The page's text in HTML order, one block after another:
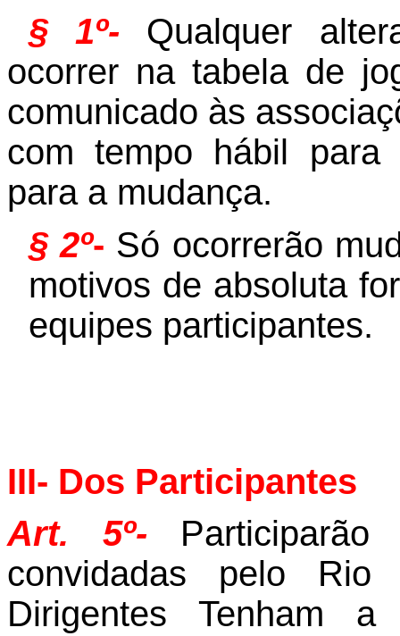
§ 1º-
Qualquer
ocorrer na tabela de
comunicado às
com tempo hábil para
para a mudança.
§ 2º- Só ocorrerão
motivos de absoluta
equipes participantes.
III- Dos Participantes
Art. 5º-
convidadas pelo Rio
Dirigentes Tenham